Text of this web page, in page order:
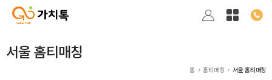
서울 홈티매칭
홈 홈티매칭 서울 홈티매칭